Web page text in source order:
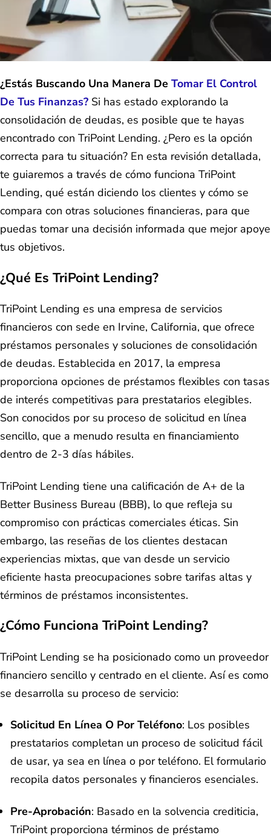
¿Estás Buscando Una Manera De Tomar El Control
De Tus Finanzas? Si has estado explorando la
consolidación de deudas, es posible que te hayas
encontrado con TriPoint Lending. ¿Pero es la opción
correcta para tu situación? En esta revisión detallada,
te guiaremos a través de cómo funciona TriPoint
Lending, qué están diciendo los clientes y cómo se
compara con otras soluciones financieras, para que
puedas tomar una decisión informada que mejor apoye
tus objetivos.
¿Qué Es TriPoint Lending?
TriPoint Lending es una empresa de servicios
financieros con sede en Irvine, California, que ofrece
préstamos personales y soluciones de consolidación
de deudas. Establecida en 2017, la empresa
proporciona opciones de préstamos flexibles con tasas
de interés competitivas para prestatarios elegibles.
Son conocidos por su proceso de solicitud en línea
sencillo, que a menudo resulta en financiamiento
dentro de 2-3 días hábiles.
TriPoint Lending tiene una calificación de A+ de la
Better Business Bureau (BBB), lo que refleja su
compromiso con prácticas comerciales éticas. Sin
embargo, las reseñas de los clientes destacan
experiencias mixtas, que van desde un servicio
eficiente hasta preocupaciones sobre tarifas altas y
términos de préstamos inconsistentes.
¿Cómo Funciona TriPoint Lending?
TriPoint Lending se ha posicionado como un proveedor
financiero sencillo y centrado en el cliente. Así es como
se desarrolla su proceso de servicio:
Solicitud En Línea O Por Teléfono: Los posibles
prestatarios completan un proceso de solicitud fácil
de usar, ya sea en línea o por teléfono. El formulario
recopila datos personales y financieros esenciales.
Pre-Aprobación: Basado en la solvencia crediticia,
TriPoint proporciona términos de préstamo